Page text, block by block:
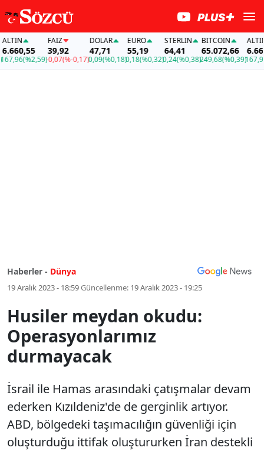
(%2,59)
FAİZ
39,92
-0,07(%-0,17)
DOLAR
47,71
0,09(%0,18)
EURO
55,19
0,18(%0,32)
STERLIN
64,41
0,24(%0,38)
BITCOIN
65.072,66
249,68(%0,39)
ALTIN
167,96
Haberler - Dünya
19 Aralık 2023 - 18:59Güncellenme: 19 Aralık 2023 - 19:25
Husiler meydan okudu:
Operasyonlarımız
durmayacak
İsrail ile Hamas arasındaki çatışmalar devam
ederken Kızıldeniz'de de gerginlik artıyor.
ABD, bölgedeki taşımacılığın güvenliği için
oluşturduğu ittifak oluştururken İran destekli